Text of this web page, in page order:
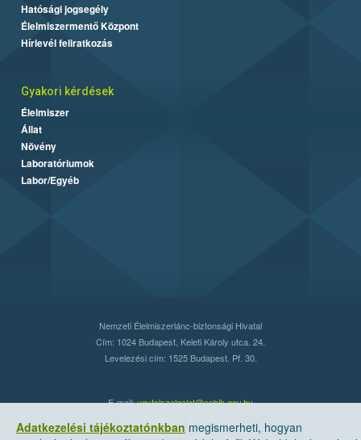
Adatkezelési tájékoztatónkban megismerheti, hogyan
Hatósági jogsegély
Élelmiszermentő Központ
Hírlevél feliratkozás
Gyakori kérdések
Élelmiszer
Állat
Növény
Laboratóriumok
Labor/Egyéb
Nemzeti Élelmiszerlánc-biztonsági Hivatal
Cím: 1024 Budapest, Keleti Károly utca. 24.
Levelezési cím: 1525 Budapest. Pf. 30.
E-mail:ugyfelszolgalat@nebih.gov.hu
Telefon: 06-1/ 336-9000